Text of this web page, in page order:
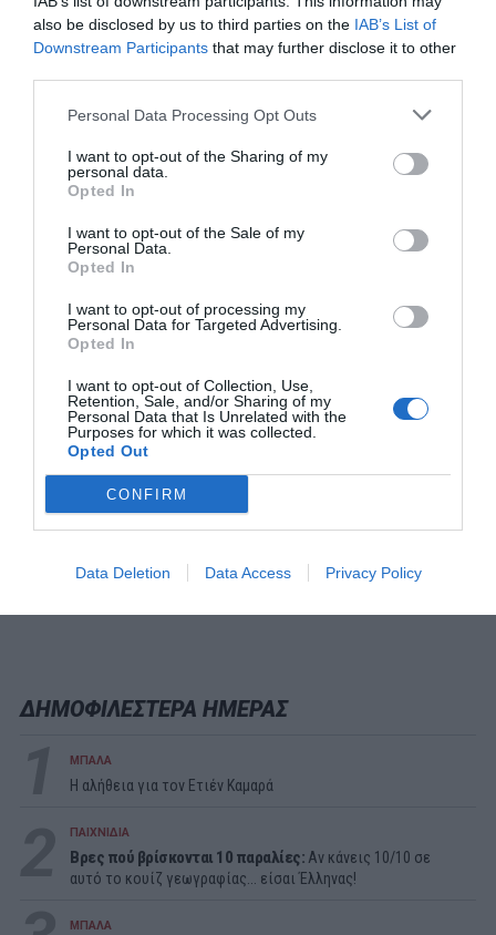
also be disclosed by us to third parties on the IAB’s List of
Downstream Participants that may further disclose it to other
Personal Data Processing Opt Outs
I want to opt-out of the Sharing of my
personal data.
Opted In
I want to opt-out of the Sale of my
Personal Data.
Opted In
I want to opt-out of processing my
Personal Data for Targeted Advertising.
Opted In
I want to opt-out of Collection, Use,
Retention, Sale, and/or Sharing of my
Personal Data that Is Unrelated with the
Purposes for which it was collected.
Opted Out
CONFIRM
Data Deletion Data Access Privacy Policy
στη Γη;
Τον Κρόνο
Τον Ποσειδώνα
ΔΗΜΟΦΙΛΕΣΤΕΡΑ ΗΜΕΡΑΣ
ΜΠΑΛΑ
Η αλήθεια για τον Ετιέν Καμαρά
ΠΑΙΧΝΙΔΙΑ
Βρες πού βρίσκονται 10 παραλίες: Αν κάνεις 10/10 σε
αυτό το κουίζ γεωγραφίας... είσαι Έλληνας!
ΜΠΑΛΑ